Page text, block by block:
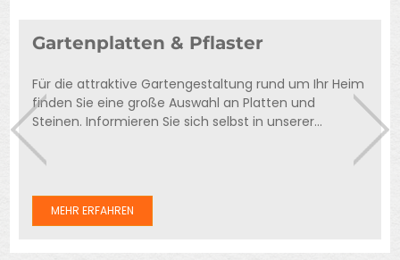
Gartenplatten & Pflaster
Für die attraktive Gartengestaltung rund um Ihr Heim
finden Sie eine große Auswahl an Platten und
Steinen. Informieren Sie sich selbst in unserer...
MEHR ERFAHREN